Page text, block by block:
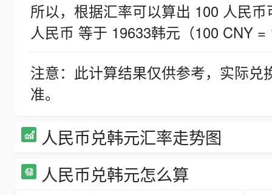
所以，根据汇率可以算出 100 人民
人民币 等于 19633韩元（100 CNY =
注意：此计算结果仅供参考，实际
准。
人民币兑韩元汇率走势图
人民币兑韩元怎么算